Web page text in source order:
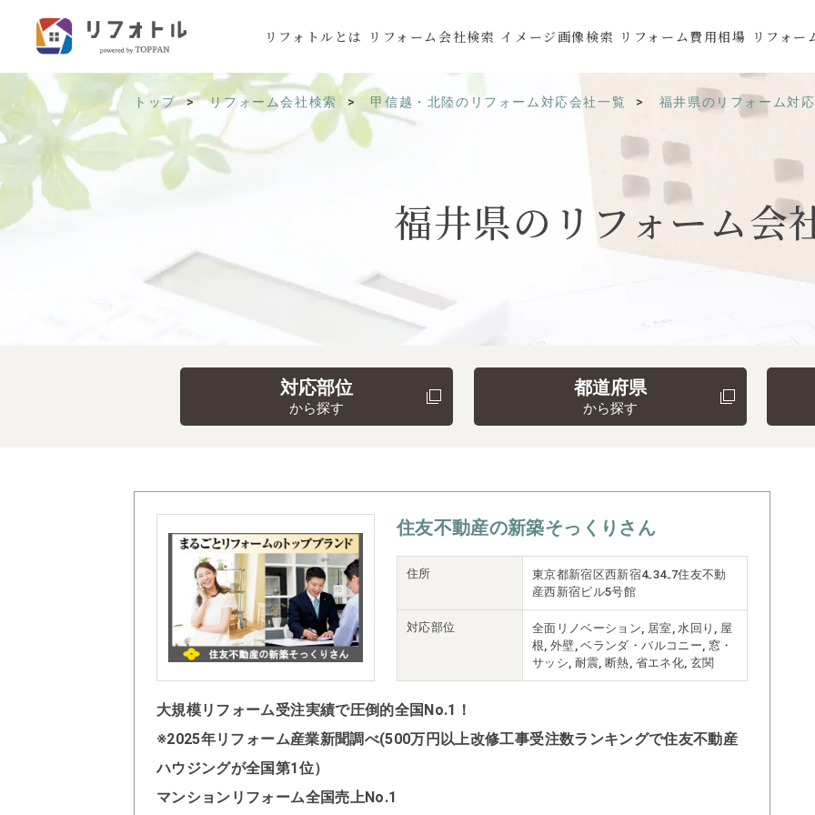
リフォトルとは リフォーム会社検索 イメージ画像検索 リフォーム費用相場 リフォー
トップ リフォーム会社検索 甲信越・北陸のリフォーム対応会社一覧 福井県のリフォーム対
福井県の リフォーム会
対応部位
から探す
都道府県
から探す
住友不動産の新築そっくりさん
住所
東京都新宿区西新宿4₋34₋7住友不動
産西新宿ビル5号館
対応部位
全面リノベーション, 居室, 水回り, 屋
根, 外壁, ベランダ・バルコニー, 窓・
サッシ, 耐震, 断熱, 省エネ化, 玄関
大規模リフォーム受注実績で圧倒的全国No.1！
※2025年リフォーム産業新聞調べ(500万円以上改修工事受注数ランキングで住友不動産
ハウジングが全国第1位）
マンションリフォーム全国売上No.1